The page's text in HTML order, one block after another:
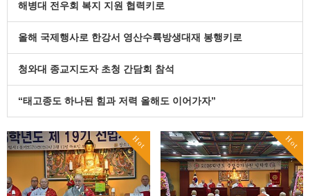
해병대 전우회 복지 지원 협력키로
올해 국제행사로 한강서 영산수륙방생대재 봉행키로
청와대 종교지도자 초청 간담회 참석
“태고종도 하나된 힘과 저력 올해도 이어가자”
Hot Hot